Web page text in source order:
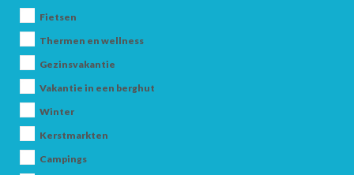
Fietsen
Thermen en wellness
Gezinsvakantie
Vakantie in een berghut
Winter
Kerstmarkten
Campings